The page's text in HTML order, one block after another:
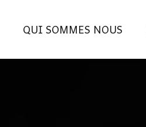
QUI SOMMES NOUS